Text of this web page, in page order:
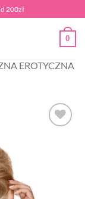
200zł
0
EROTYCZNA